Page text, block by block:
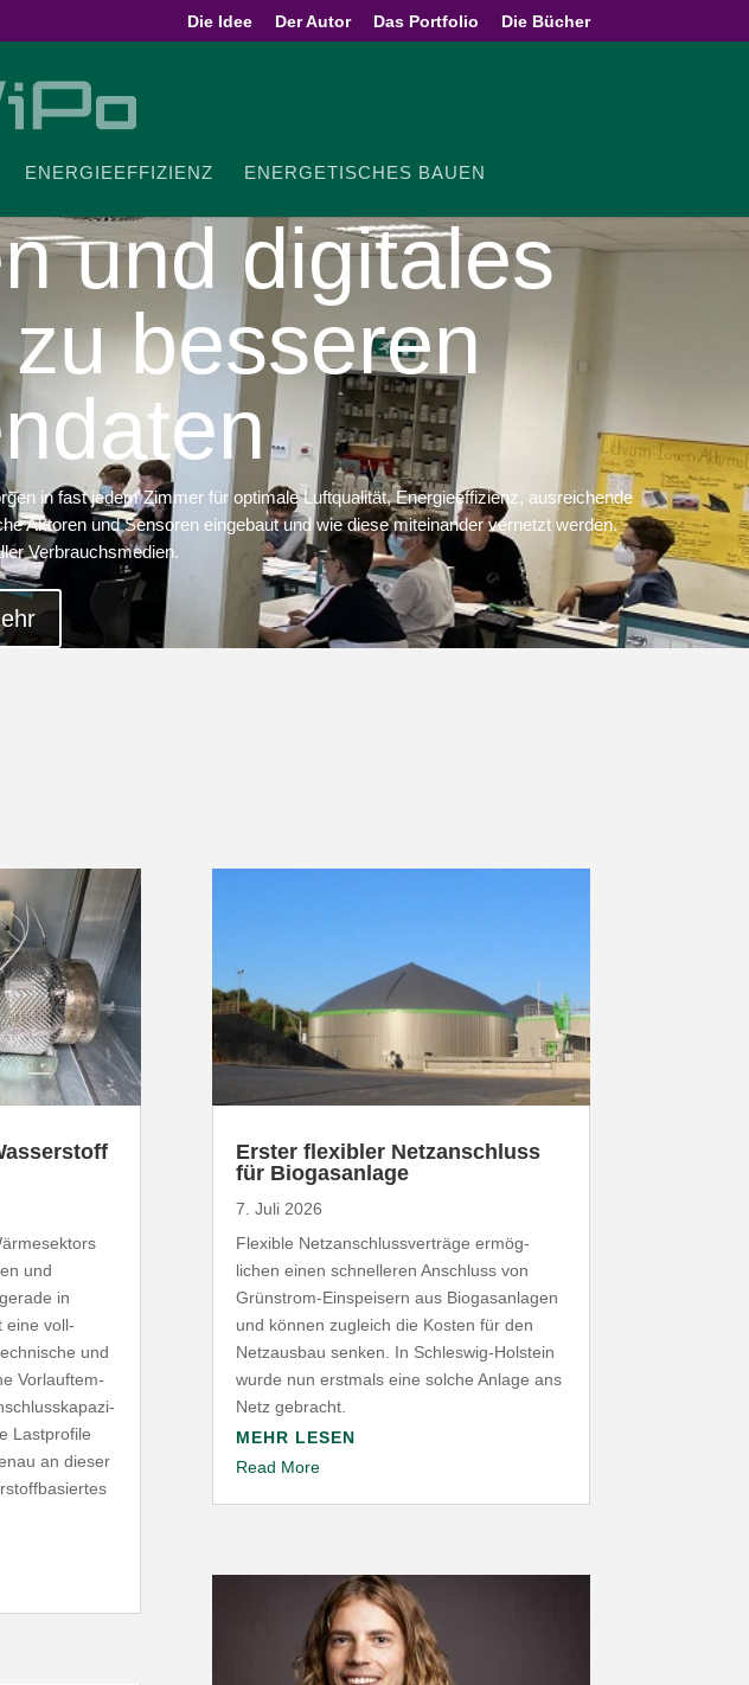
Die Idee Der Autor Das Portfolio Die Bücher
ENER­GIE­EF­FI­ZIENZ ENER­GE­TI­SCHES BAUEN
und digitales
besseren
in fast jedem Zimmer für optimale Luft­qua­lität, Ener­gie­ef­fi­zienz, ausrei­chende
Aktoren und Sensoren eingebaut und wie diese mitein­ander vernetzt werden.
Verbrauchsmedien.
und
in
eine voll­
und
Vorlauf­tem­
Last­profile
an dieser
Erster flexibler Netz­an­schluss
für Biogasanlage
7. Juli 2026
Flexible Netz­an­schluss­ver­träge ermög­
lichen einen schnel­leren Anschluss von
Grünstrom-​Einspeisern aus Biogas­an­lagen
und können zugleich die Kosten für den
Netz­ausbau senken. In Schleswig-​Holstein
wurde nun erstmals eine solche Anlage ans
Netz gebracht.
MEHR LESEN
Read More